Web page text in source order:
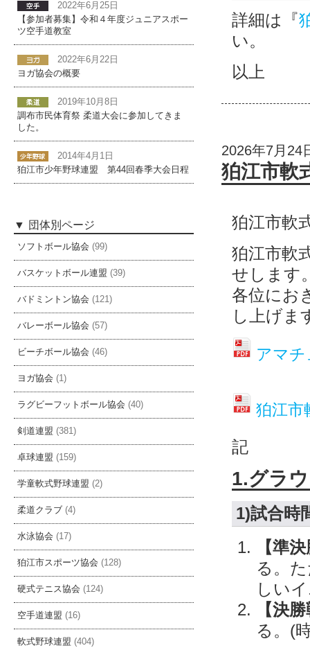
詳細は『
い。
以上
2026年7月24
狛江市軟
狛江市軟
狛江市軟
せします
各位にお
し上げま
アマチ
狛江市
記
1.グラ
1)試合時
【準
る。
しい
【決
る。(
2022年6月25日
【参加者募集】令和４年度ジュニアスポー
ツ空手道教室
2022年6月22日
ヨガ協会の概要
2019年10月8日
調布市民体育祭 柔道大会に参加してきま
した。
2014年4月1日
狛江市少年野球連盟 第44回春季大会日程
団体別ページ
ソフトボール協会 (99)
バスケットボール連盟 (39)
バドミントン協会 (121)
バレーボール協会 (57)
ビーチボール協会 (46)
ヨガ協会 (1)
ラグビーフットボール協会 (40)
剣道連盟 (381)
卓球連盟 (159)
学童軟式野球連盟 (2)
柔道クラブ (4)
水泳協会 (17)
狛江市スポーツ協会 (128)
硬式テニス協会 (124)
空手道連盟 (16)
軟式野球連盟 (404)